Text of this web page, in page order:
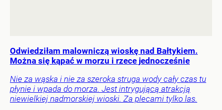
Odwiedziłam malowniczą wioskę nad Bałtykiem.
Można się kąpać w morzu i rzece jednocześnie
Nie za wąska i nie za szeroka struga wody cały czas tu
płynie i wpada do morza. Jest intrygującą atrakcją
niewielkiej nadmorskiej wioski. Za plecami tylko las.